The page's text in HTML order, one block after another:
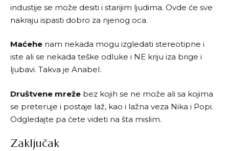
industije se može desiti i starijim ljudima. Ovde će sve
nakraju ispasti dobro za njenog oca.
Maćehe nam nekada mogu izgledati stereotipne i
iste ali se nekada teške odluke i NE kriju iza brige i
ljubavi. Takva je Anabel.
Društvene mreže bez kojih se ne može ali sa kojima
se preteruje i postaje laž, kao i lažna veza Nika i Popi.
Odgledajte pa ćete videti na šta mislim.
Zaključak